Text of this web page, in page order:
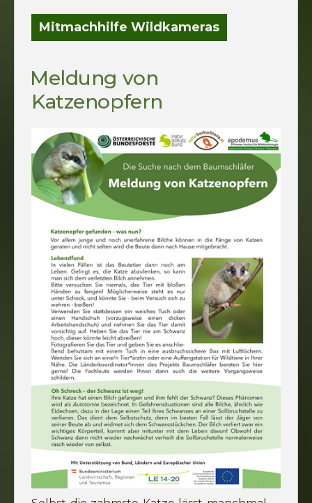
Mitmachhilfe Wildkameras
Meldung von
Katzenopfern